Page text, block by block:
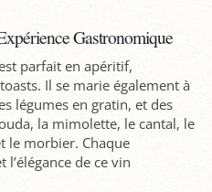
Gastronomique
parfait en apéritif,
Il se marie également à
légumes en gratin, et des
la mimolette, le cantal, le
le morbier. Chaque
de ce vin